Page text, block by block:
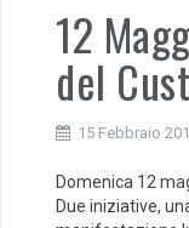
12
del
15 Febbraio
Domenica 12
Due iniziative,